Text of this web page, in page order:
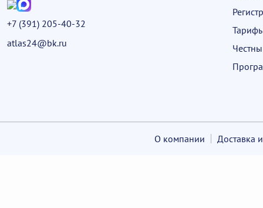
+7 (391) 205-40-32
atlas24@bk.ru
О компании Доставка